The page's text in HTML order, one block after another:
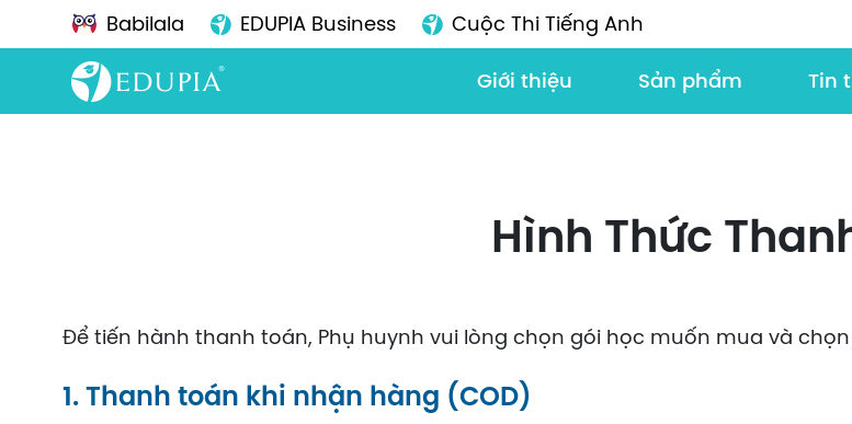
Babilala EDUPIA Business
Cuộc Thi Tiếng Anh
Giới thiệu
Sản phẩm Tin
Hình Thức
Để tiến hành thanh toán, Phụ huynh vui lòng chọn gói học muốn mua và
1. Thanh toán khi nhận hàng (COD)